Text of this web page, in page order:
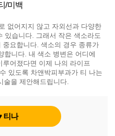
/미백
없어지지 않고 자외선과 다양한
있습니다. 그래서 작은 색소라도
요합니다. 색소의 경우 종류가
합니다. 내 색소 병변은 어디에
어졌다면 이제 나의 라이프
있도록 차앤박피부과가 티 나는
술을 제안해드립니다.
티나